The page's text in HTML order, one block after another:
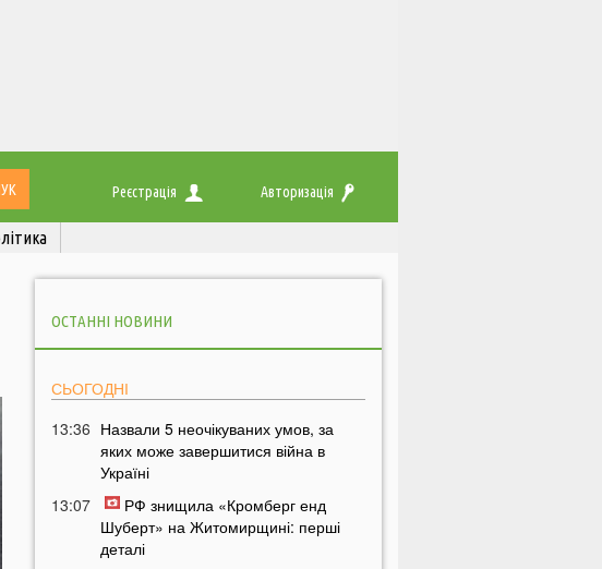
Реєстрація Авторизація
ОСТАННІ НОВИНИ
СЬОГОДНІ
13:36 Назвали 5 неочікуваних умов, за
яких може завершитися війна в
Україні
13:07
РФ знищила «Кромберг енд
Шуберт» на Житомирщині: перші
деталі